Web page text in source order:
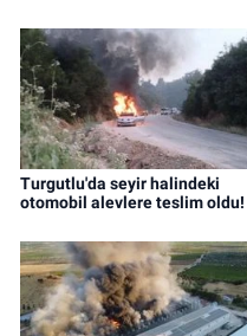
Turgutlu'da seyir halindeki
otomobil alevlere teslim oldu!